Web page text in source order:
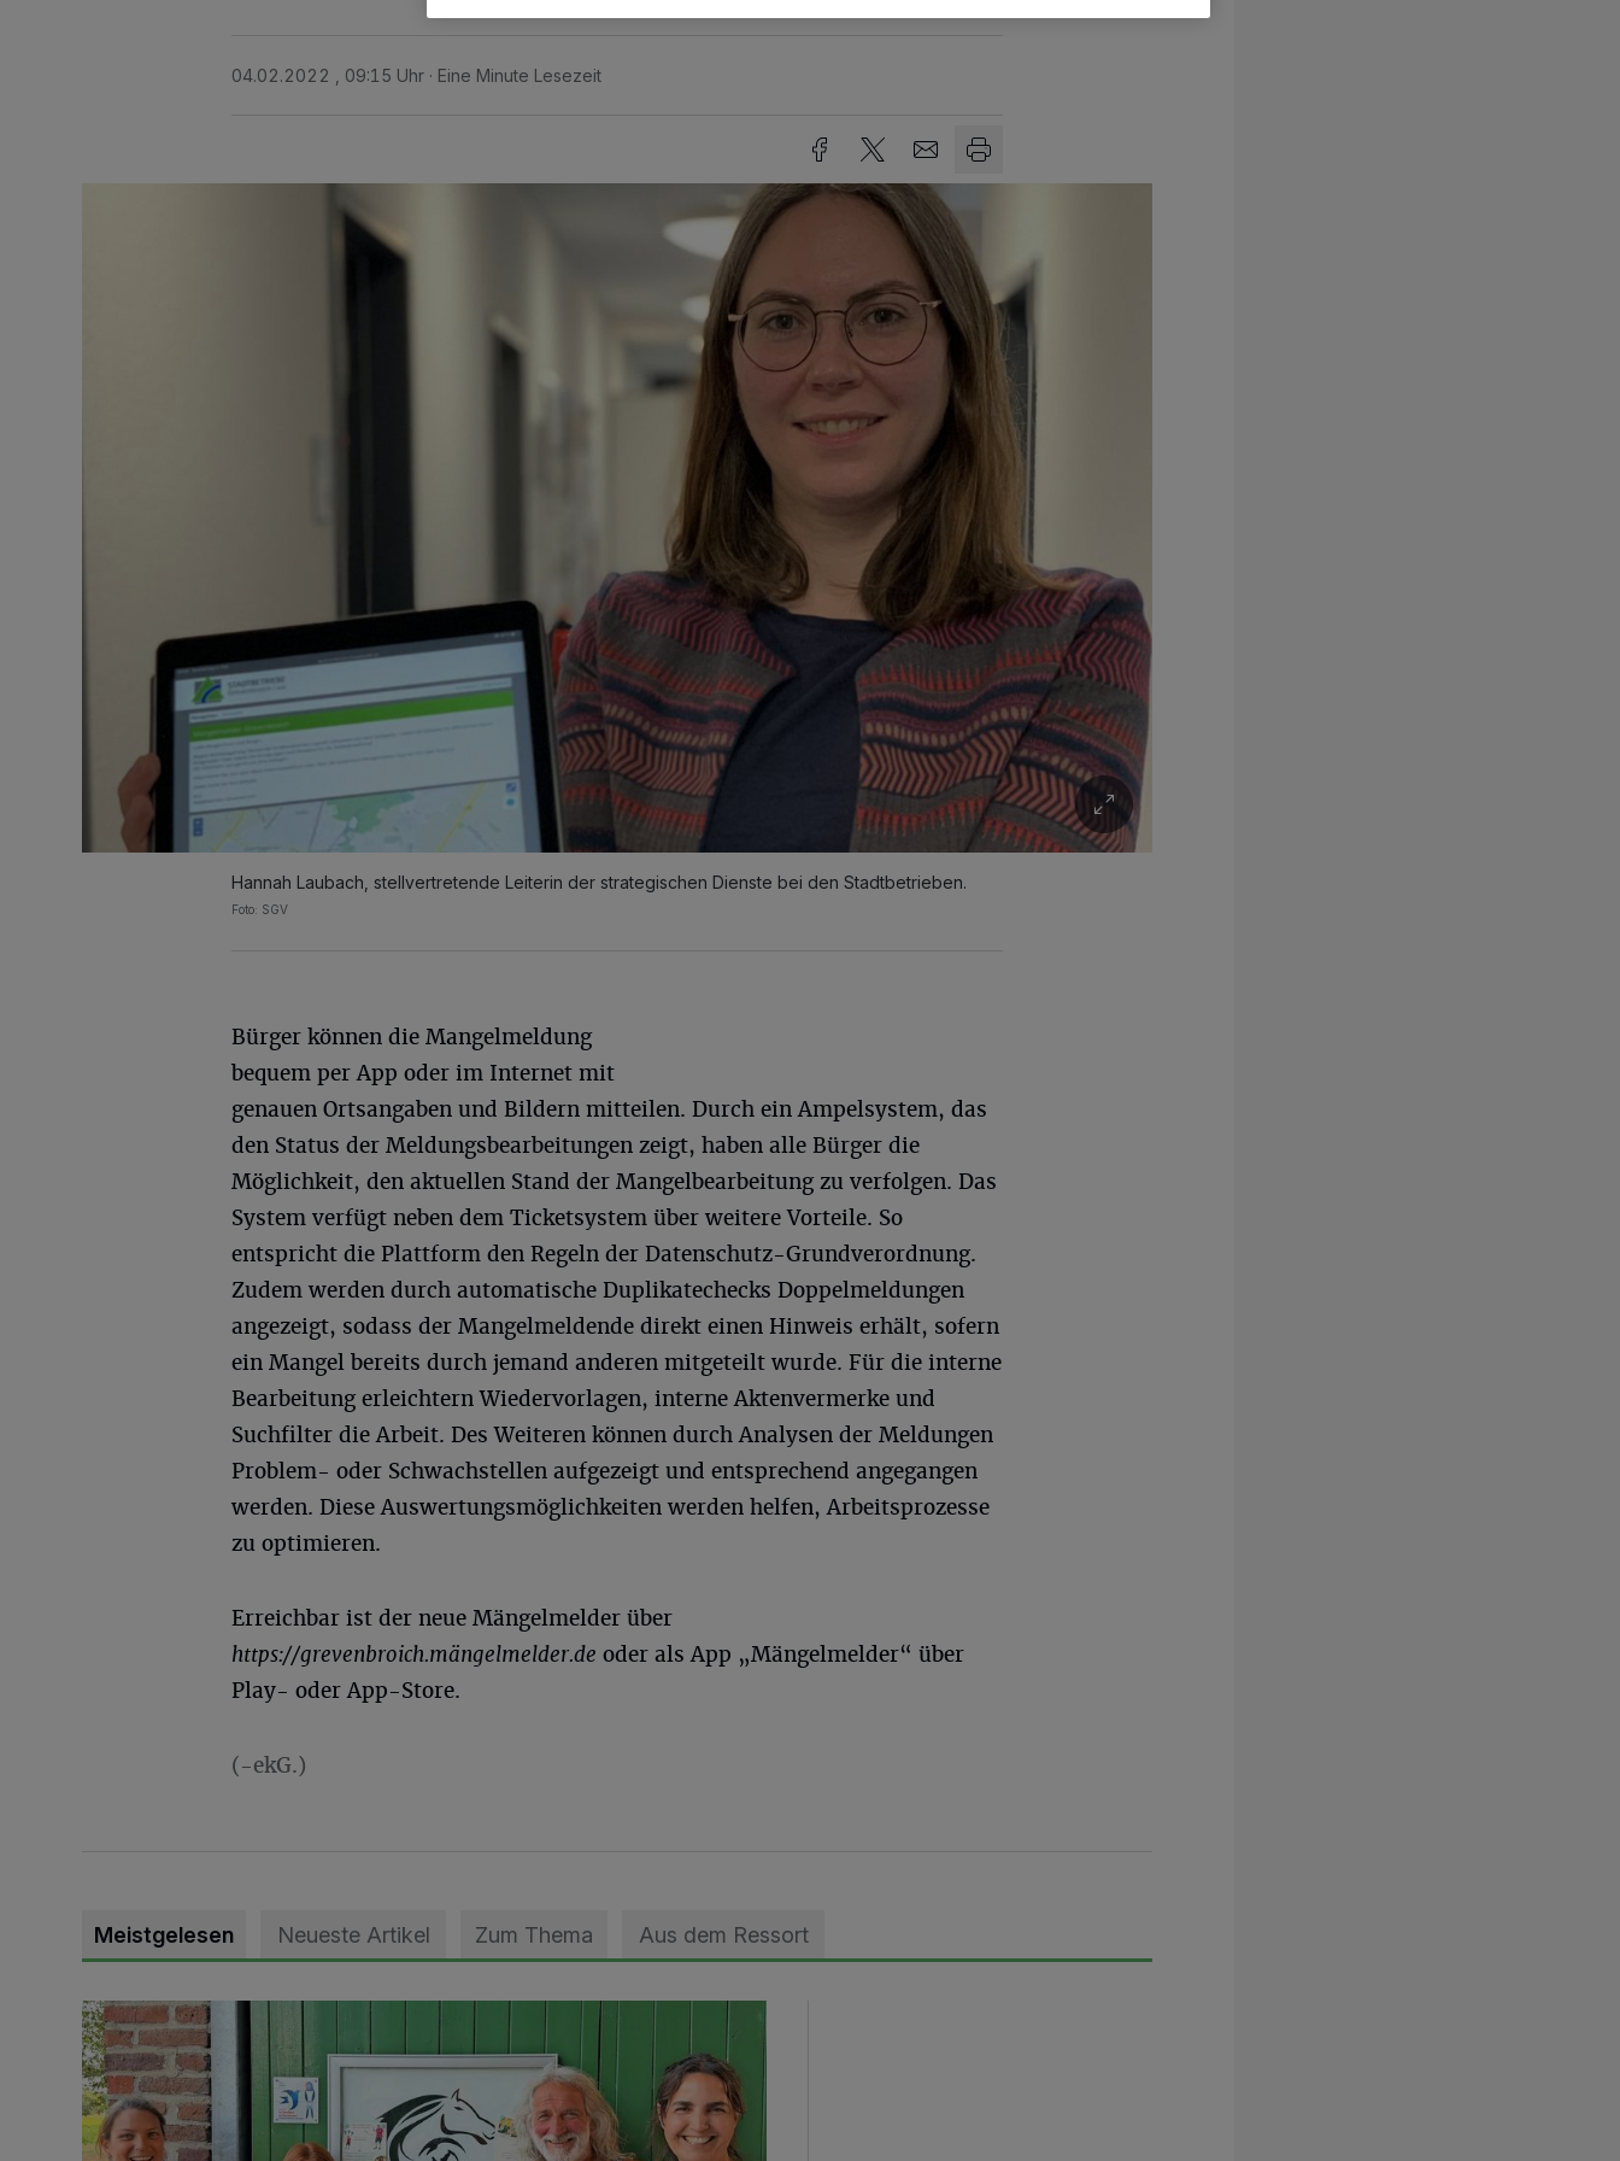
04.02.2022 , 09:15 Uhr Eine Minute Lesezeit
Hannah Laubach, stellvertretende Leiterin der strategischen Dienste bei den Stadtbetrieben.
Foto: SGV
Bürger können die Mangelmeldung
bequem per App oder im Internet mit
genauen Ortsangaben und Bildern mitteilen. Durch ein Ampelsystem, das
den Status der Meldungsbearbeitungen zeigt, haben alle Bürger die
Möglichkeit, den aktuellen Stand der Mangelbearbeitung zu verfolgen. Das
System verfügt neben dem Ticketsystem über weitere Vorteile. So
entspricht die Plattform den Regeln der Datenschutz-Grundverordnung.
Zudem werden durch automatische Duplikatechecks Doppelmeldungen
angezeigt, sodass der Mangelmeldende direkt einen Hinweis erhält, sofern
ein Mangel bereits durch jemand anderen mitgeteilt wurde. Für die interne
Bearbeitung erleichtern Wiedervorlagen, interne Aktenvermerke und
Suchfilter die Arbeit. Des Weiteren können durch Analysen der Meldungen
Problem- oder Schwachstellen aufgezeigt und entsprechend angegangen
werden. Diese Auswertungsmöglichkeiten werden helfen, Arbeitsprozesse
zu optimieren.
Erreichbar ist der neue Mängelmelder über
https://grevenbroich.mängelmelder.de oder als App „Mängelmelder“ über
Play- oder App-Store.
(-ekG.)
Meistgelesen Neueste Artikel Zum Thema Aus dem Ressort
Vorbildlicher Einsatz für den Artenschutz gewürdigt